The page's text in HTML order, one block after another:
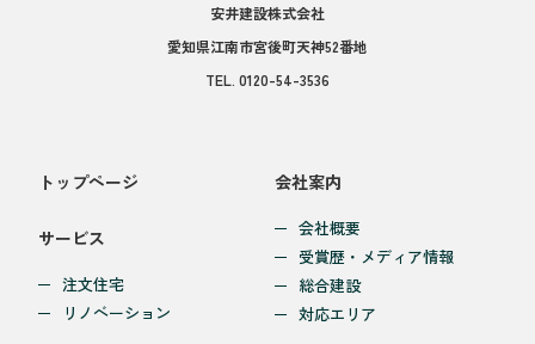
安井建設株式会社
愛知県江南市宮後町天神52番地
TEL. 0120-54-3536
トップページ
サービス
注文住宅
リノベーション
会社案内
会社概要
受賞歴・メディア情報
総合建設
対応エリア